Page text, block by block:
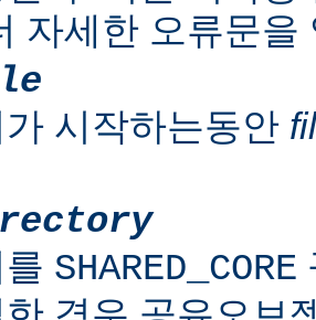
자세한 오류문을
시작하는동안
SHARED_CORE